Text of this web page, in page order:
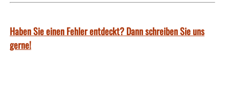
Haben Sie einen Fehler entdeckt? Dann schreiben Sie uns
gerne!